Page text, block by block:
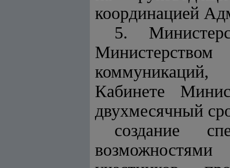
координацией
5.
коммуникаций,
Кабинете
двухмесячный
создание
возможностями